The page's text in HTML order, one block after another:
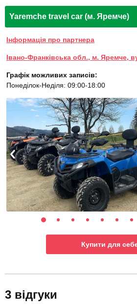
Yaremche travel car (м. Яремче)
Інформація про партнера
Івано-Франківська обл., м. Яремче,
Графік можливих записів:
Понеділок-Неділя: 09:00-18:00
Купити для
3 відгуки